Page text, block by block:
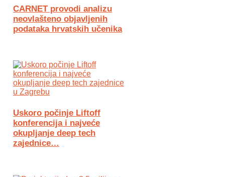
CARNET provodi analizu
neovlašteno objavljenih
podataka hrvatskih učenika
Uskoro počinje Liftoff
konferencija i najveće
okupljanje deep tech
zajednice…